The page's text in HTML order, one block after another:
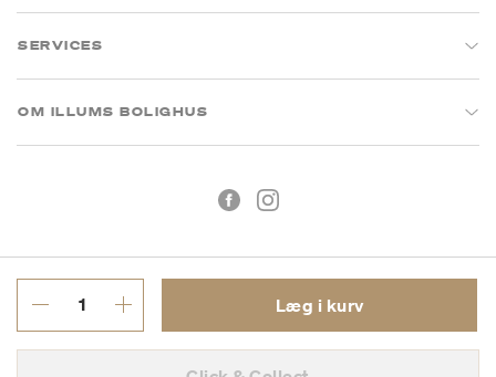
Læg i kurv
SERVICES
OM ILLUMS BOLIGHUS